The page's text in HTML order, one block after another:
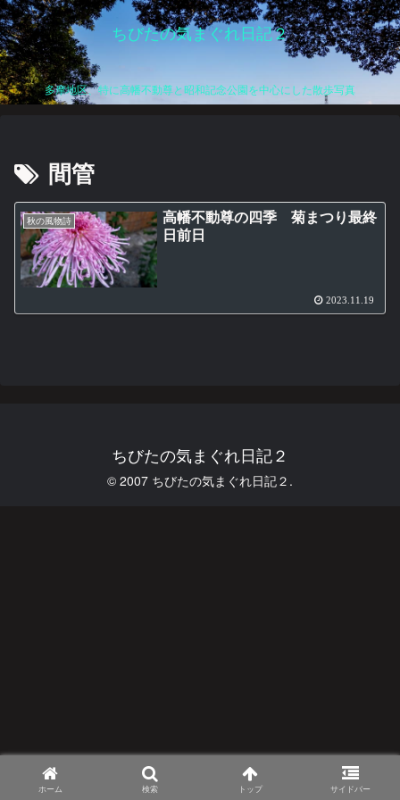
ちびたの気まぐれ日記２
多摩地区、特に高幡不動尊と昭和記念公園を中心にした散歩写真
間管
秋の風物詩
高幡不動尊の四季 菊まつり最終
日前日
2023.11.19
ちびたの気まぐれ日記２
© 2007 ちびたの気まぐれ日記２.
ホーム 検索 トップ サイドバー